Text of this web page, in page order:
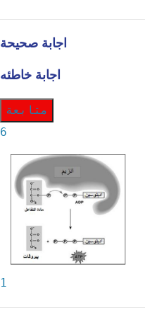
اجابة صحيحة
اجابة خاطئه
متابعة
6
1